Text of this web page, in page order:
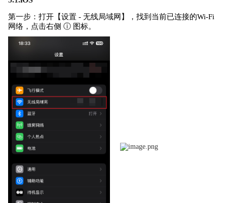
第一步：打开【设置 - 无线局域网】，找到当前已连接的Wi-Fi
网络，点击右侧 ⓘ 图标。